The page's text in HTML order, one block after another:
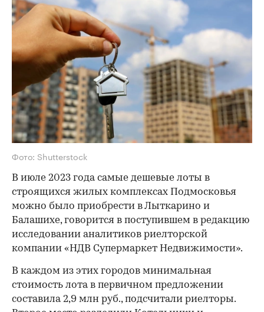
Фото: Shutterstock
В июле 2023 года самые дешевые лоты в
строящихся жилых комплексах Подмосковья
можно было приобрести в Лыткарино и
Балашихе, говорится в поступившем в редакцию
исследовании аналитиков риелторской
компании «НДВ Супермаркет Недвижимости».
В каждом из этих городов минимальная
стоимость лота в первичном предложении
составила 2,9 млн руб., подсчитали риелторы.